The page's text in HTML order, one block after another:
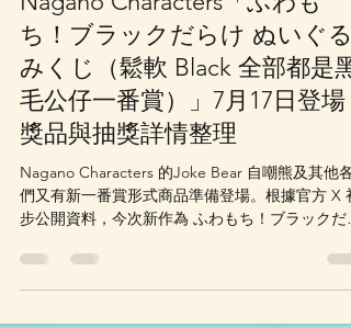
Zakka Store 雜貨士多
7月10日
讀畢需時 5 分鐘
Nagano Characters「ふわも
ち！ブラックだらけ ぬいぐる
みくじ（鬆軟 Black 全部都是黑
毛公仔一番賞）」7月17日登場
獎品與抽獎詳情整理
們又有新一番賞形式商品準備登場。根據官方 X 初
步公開資料，今次新作為 ふわもち！ブラックだら